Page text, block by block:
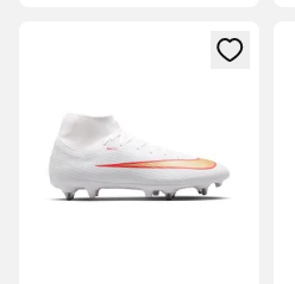
Odpre Modal za prijavo ali vpis